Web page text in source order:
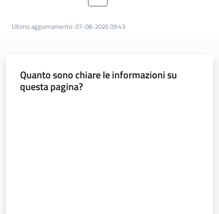
Ultimo aggiornamento: 07-08-2026 09:43
Quanto sono chiare le informazioni su
questa pagina?